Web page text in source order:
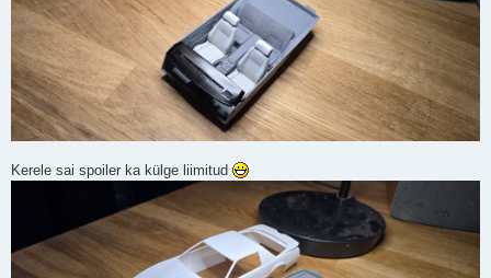
Kerele sai spoiler ka külge liimitud